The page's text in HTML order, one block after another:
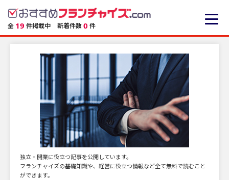
全 19 件掲載中 新着件数0 件
独立・開業に役立つ記事を公開しています。
フランチャイズの基礎知識や、経営に役立つ情報など全て無料で読むこと
ができます。